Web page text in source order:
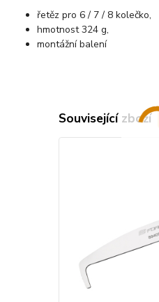
řetěz pro 6 / 7 / 8 kolečko,
hmotnost 324 g,
montážní balení
Související zboží